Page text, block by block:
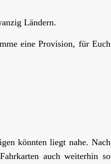
Ländern.
eine Provision, für Euch
könnten liegt nahe. Nach
auch weiterhin so